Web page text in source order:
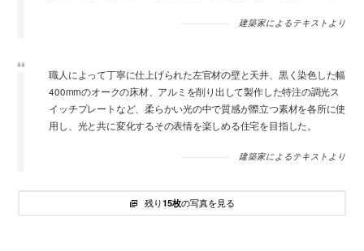
建築家によるテキストより
職人によって丁寧に仕上げられた左官材の壁と天井、黒く染色した幅
400mmのオークの床材、アルミを削り出して製作した特注の調光ス
イッチプレートなど、柔らかい光の中で質感が際立つ素材を各所に使
用し、光と共に変化するその表情を楽しめる住宅を目指した。
建築家によるテキストより
残り15枚の写真を見る